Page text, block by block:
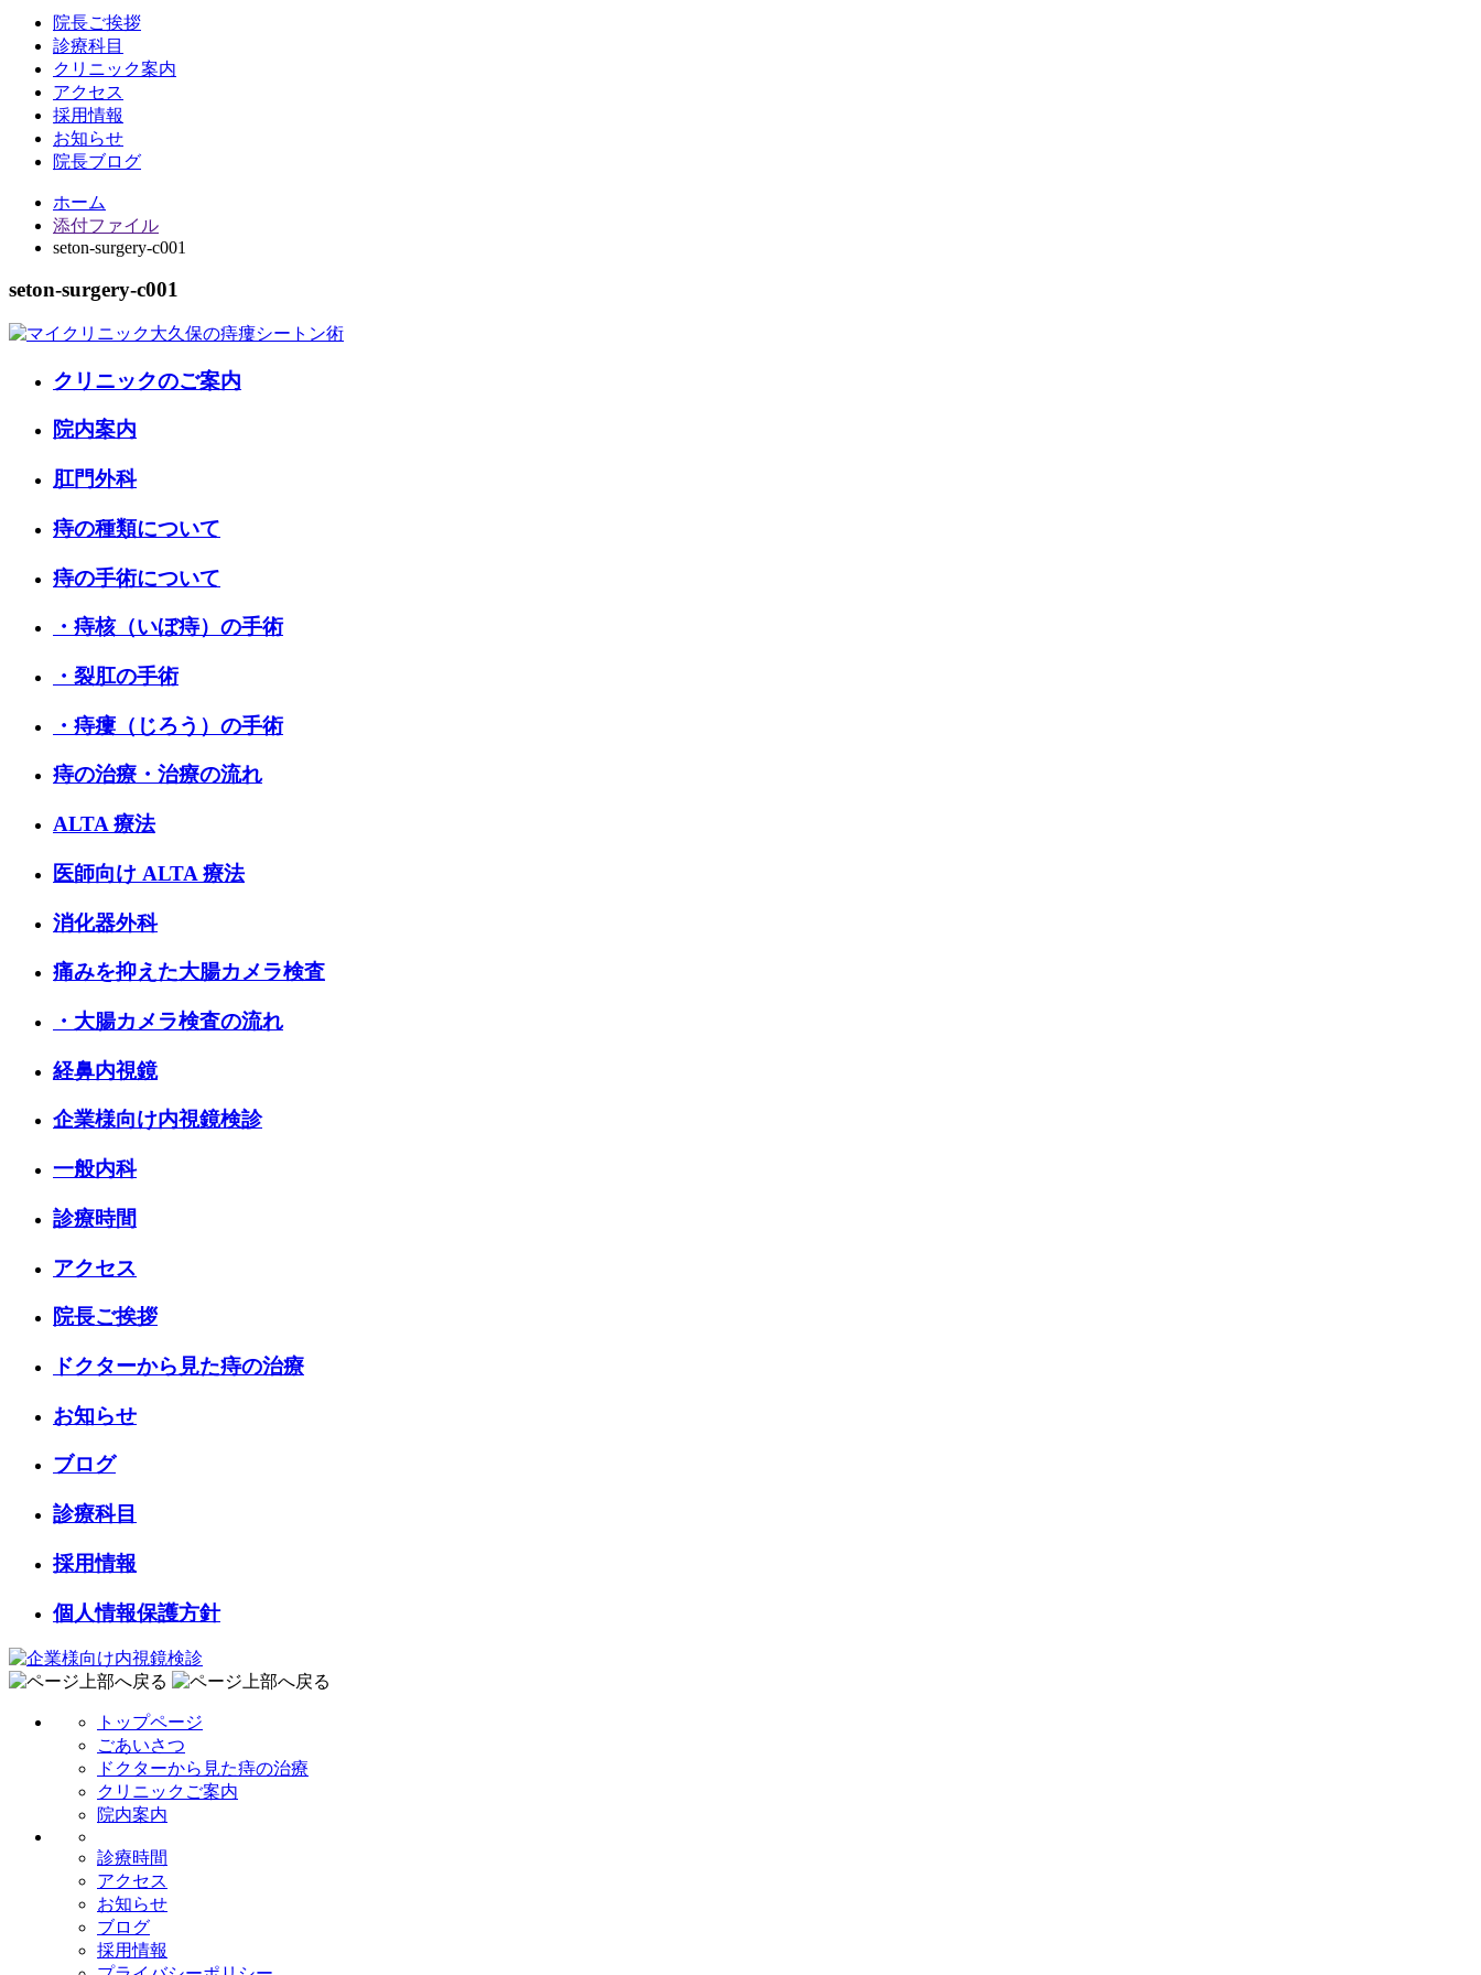
院長ご挨拶
診療科目
クリニック案内
アクセス
採用情報
お知らせ
院長ブログ
ホーム
添付ファイル
seton-surgery-c001
seton-surgery-c001
クリニックのご案内
院内案内
肛門外科
痔の種類について
痔の手術について
・痔核（いぼ痔）の手術
・裂肛の手術
・痔瘻（じろう）の手術
痔の治療・治療の流れ
ALTA 療法
医師向け ALTA 療法
消化器外科
痛みを抑えた大腸カメラ検査
・大腸カメラ検査の流れ
経鼻内視鏡
企業様向け内視鏡検診
一般内科
診療時間
アクセス
院長ご挨拶
ドクターから見た痔の治療
お知らせ
ブログ
診療科目
採用情報
個人情報保護方針
トップページ
ごあいさつ
ドクターから見た痔の治療
クリニックご案内
院内案内
診療時間
アクセス
お知らせ
ブログ
採用情報